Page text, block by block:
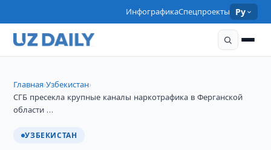
ИнфографикаСпецпроекты Ру
Главная›Узбекистан›
СГБ пресекла крупные каналы наркотрафика в Ферганской
области …
УЗБЕКИСТАН